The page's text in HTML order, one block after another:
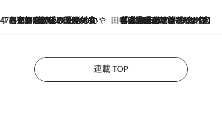
47都道府県の手みやげ ひんやりスイーツで夏を満喫
2026.8.7
【京都府】この夏絶対食べたい 冷やしておいしいおやつ3選 ひと口目から心を掴む新緑のテリーヌ 田中稲の勝手に再ブーム
2026.8.7
「湘南乃風に憧れて」観客大盛上がりの“タオル回し”に、ラッパー顔負けの高速歌唱まで…さだまさし（74）のアグレッシブすぎる現在地
連載 TOP